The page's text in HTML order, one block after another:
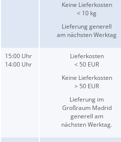
Keine Lieferkosten
< 10 kg
Lieferung generell
am nächsten Werktag
15:00 Uhr
14:00 Uhr
Lieferkosten
< 50 EUR
Keine Lieferkosten
> 50 EUR
Lieferung im
Großraum Madrid
generell am
nächsten Werktag.